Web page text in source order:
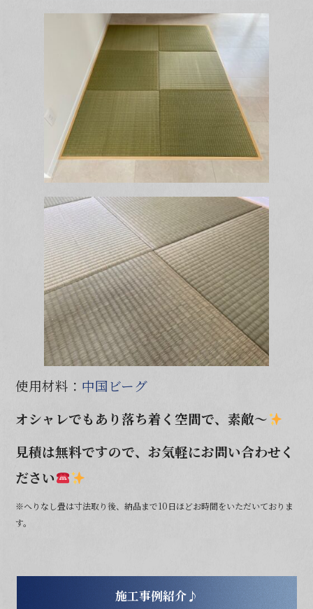
使用材料： 中国ビーグ
オシャレでもあり落ち着く空間で、素敵～
見積は無料ですので、お気軽にお問い合わせく
ださい
※へりなし畳は寸法取り後、納品まで10日ほどお時間をいただいておりま
す。
施工事例紹介♪